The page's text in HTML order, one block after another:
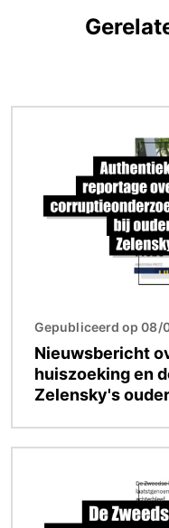
Gepubliceerd op 08/
Nieuwsbericht
huiszoeking en
Zelensky's